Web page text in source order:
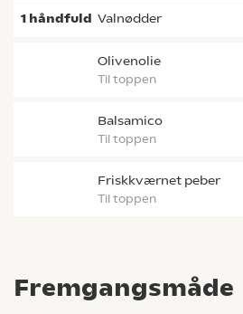
Fremgangsmåde
1 håndfuld valnødder
olivenolie
til toppen
balsamico
til toppen
friskkværnet peber
til toppen